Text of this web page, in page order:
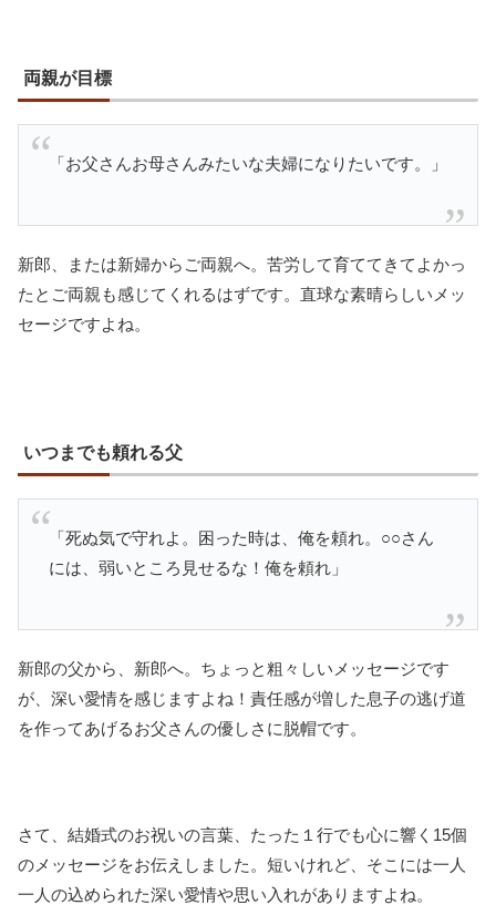
両親が目標
「お父さんお母さんみたいな夫婦になりたいです。」
新郎、または新婦からご両親へ。苦労して育ててきてよかっ
たとご両親も感じてくれるはずです。直球な素晴らしいメッ
セージですよね。
いつまでも頼れる父
「死ぬ気で守れよ。困った時は、俺を頼れ。○○さん
には、弱いところ見せるな！俺を頼れ」
新郎の父から、新郎へ。ちょっと粗々しいメッセージです
が、深い愛情を感じますよね！責任感が増した息子の逃げ道
を作ってあげるお父さんの優しさに脱帽です。
さて、結婚式のお祝いの言葉、たった１行でも心に響く15個
のメッセージをお伝えしました。短いけれど、そこには一人
一人の込められた深い愛情や思い入れがありますよね。